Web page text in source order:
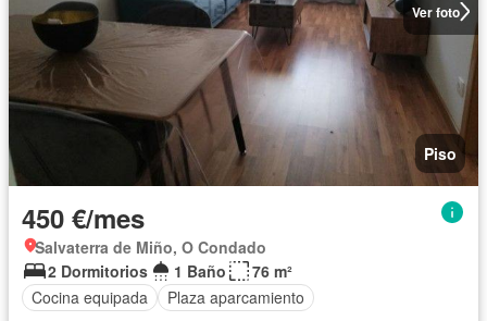
Ver foto
Piso
450 €/mes
Salvaterra de Miño, O Condado
2 Dormitorios
1 Baño
76 m²
Cocina equipada
Plaza aparcamiento